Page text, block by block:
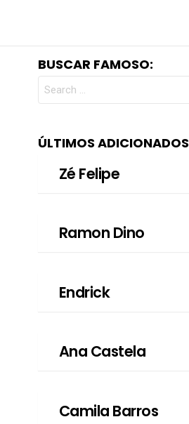
BUSCAR FAMOSO:
FOR:
ÚLTIMOS ADICIONADOS
Zé Felipe
Ramon Dino
Endrick
Ana Castela
Camila Barros